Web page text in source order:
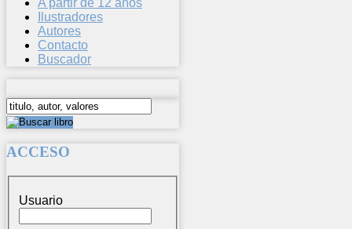
A partir de 12 años
Ilustradores
Autores
Contacto
Buscador
ACCESO
Usuario